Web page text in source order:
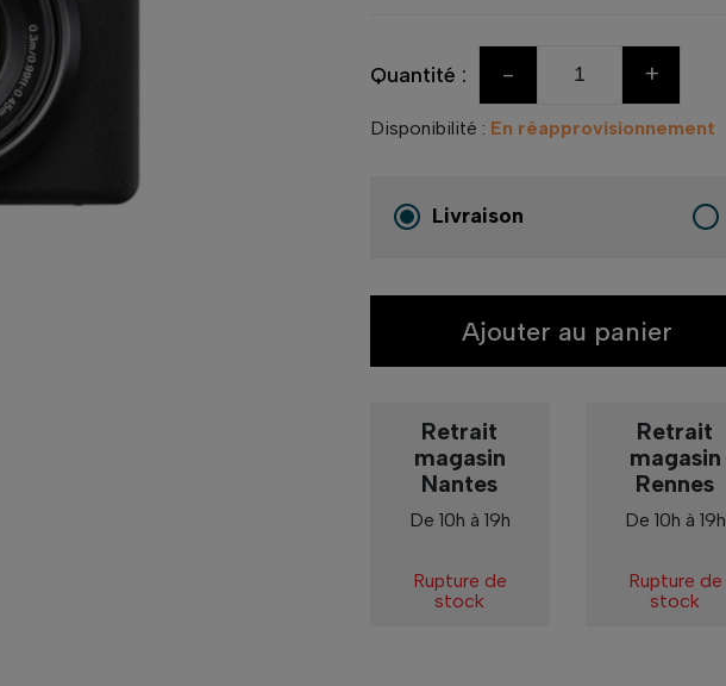
Quantité : - +
Disponibilité : En réapprovisionnement
Livraison
Ajouter au panier
Retrait
magasin
Nantes
De 10h à 19h
Rupture de
stock
Retrait
magasin
Rennes
De 10h à 19h
Rupture de
stock